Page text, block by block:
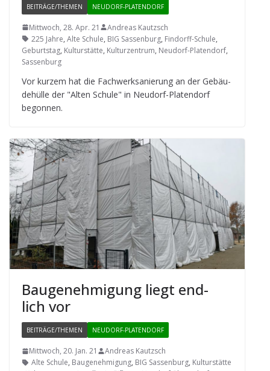
BEITRÄGE/THEMEN NEUDORF-PLATENDORF
Mittwoch, 28. Apr. 21
Andreas Kautzsch
225 Jahre, Alte Schule, BIG Sassenburg, Findorff-Schule,
Geburtstag, Kulturstätte, Kulturzentrum, Neudorf-Platendorf,
Sassenburg
Vor kur­zem hat die Fach­werk­sa­nie­rung an der Gebäu­
de­hülle der "Alten Schule" in Neu­dorf-Pla­ten­dorf
begonnen.
Bau­ge­neh­mi­gung liegt end­
lich vor
BEITRÄGE/THEMEN NEUDORF-PLATENDORF
Mittwoch, 20. Jan. 21
Andreas Kautzsch
Alte Schule, Baugenehmigung, BIG Sassenburg, Kulturstätte